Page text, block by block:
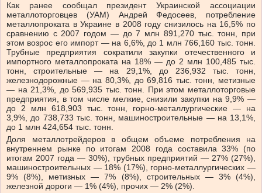
Как ранее сообщал президент Украинской ассоциации
металлоторговцев (УАМ) Андрей Федосеев, потребление
металлопроката в Украине в 2008 году снизилось на 16,5% по
сравнению с 2007 годом — до 7 млн 891,270 тыс. тонн, при
этом возрос его импорт — на 6,6%, до 1 млн 766,160 тыс. тонн.
Трубные предприятия сократили закупки отечественного и
импортного металлопроката на 18% — до 2 млн 100,485 тыс.
тонн, строительные — на 29,1%, до 236,932 тыс. тонн,
железнодорожные — на 80,3%, до 69,816 тыс. тонн, метизные
— на 21,3%, до 569,935 тыс. тонн. При этом металлоторговые
предприятия, в том числе мелкие, снизили закупки на 9,9% —
до 2 млн 618,903 тыс. тонн, горно-металлургические — на
3,9%, до 738,733 тыс. тонн, машиностроительные — на 13,1%,
до 1 млн 424,654 тыс. тонн.
Доля металлотрейдеров в общем объеме потребления на
внутреннем рынке по итогам 2008 года составила 33% (по
итогам 2007 года — 30%), трубных предприятий — 27% (27%),
машиностроительных — 18% (17%), горно-металлургических —
9% (8%), метизных — 7% (8%), строительных — 3% (4%),
железной дороги — 1% (4%), прочих — 2% (2%).